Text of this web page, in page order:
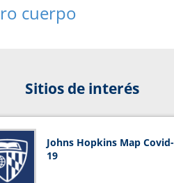
cuerpo
Sitios de interés
Johns Hopkins Map Covid-
19